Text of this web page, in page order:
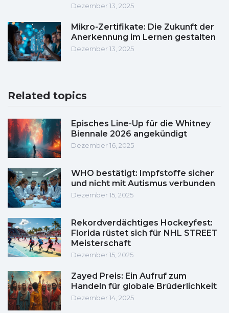
Dezember 13, 2025
Mikro-Zertifikate: Die Zukunft der
Anerkennung im Lernen gestalten
Dezember 13, 2025
Related topics
Episches Line-Up für die Whitney
Biennale 2026 angekündigt
Dezember 16, 2025
WHO bestätigt: Impfstoffe sicher
und nicht mit Autismus verbunden
Dezember 15, 2025
Rekordverdächtiges Hockeyfest:
Florida rüstet sich für NHL STREET
Meisterschaft
Dezember 15, 2025
Zayed Preis: Ein Aufruf zum
Handeln für globale Brüderlichkeit
Dezember 14, 2025